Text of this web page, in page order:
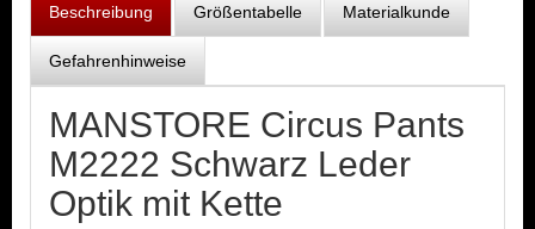
Beschreibung Größentabelle Materialkunde
Gefahrenhinweise
MANSTORE Circus Pants
M2222 Schwarz Leder
Optik mit Kette